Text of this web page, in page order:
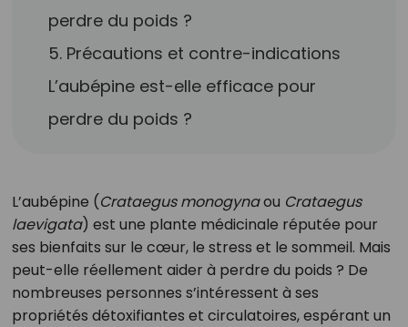
perdre du poids ?
5. Précautions et contre-indications
L’aubépine est-elle efficace pour
perdre du poids ?
L’aubépine (Crataegus monogynaou Crataegus
laevigata) est une plante médicinale réputée pour
ses bienfaits sur le cœur, le stress et le sommeil. Mais
peut-elle réellement aider à perdre du poids ? De
nombreuses personnes s’intéressent à ses
propriétés détoxifiantes et circulatoires, espérant un